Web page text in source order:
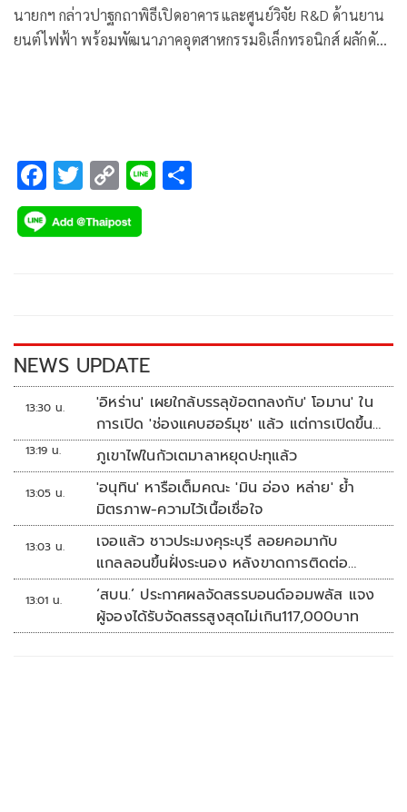
นายกฯ กล่าวปาฐกถาพิธีเปิดอาคารและศูนย์วิจัย R&D ด้านยาน
ยนต์ไฟฟ้า พร้อมพัฒนาภาคอุตสาหกรรมอิเล็กทรอนิกส์ ผลักดัน
F
ac
e
k
T
wi
tt
C
o
p
k
Li
NEWS UPDATE
13:30 น.
'อิหร่าน' เผยใกล้บรรลุข้อตกลงกับ' โอมาน' ใน
การเปิด 'ช่องแคบฮอร์มุซ' แล้ว แต่การเปิดขึ้น
อยู่กับสหรัฐฯ
13:19 น. ภูเขาไฟในกัวเตมาลาหยุดปะทุแล้ว
13:05 น.
'อนุทิน' หารือเต็มคณะ 'มิน อ่อง หล่าย' ย้ำ
มิตรภาพ-ความไว้เนื้อเชื่อใจ
13:03 น.
เจอแล้ว ชาวประมงคุระบุรี ลอยคอมากับ
แกลลอนขึ้นฝั่งระนอง หลังขาดการติดต่อ
หลายวัน
13:01 น.
‘สบน.’ ประกาศผลจัดสรรบอนด์ออมพลัส แจง
ผู้จองได้รับจัดสรรสูงสุดไม่เกิน117,000บาท